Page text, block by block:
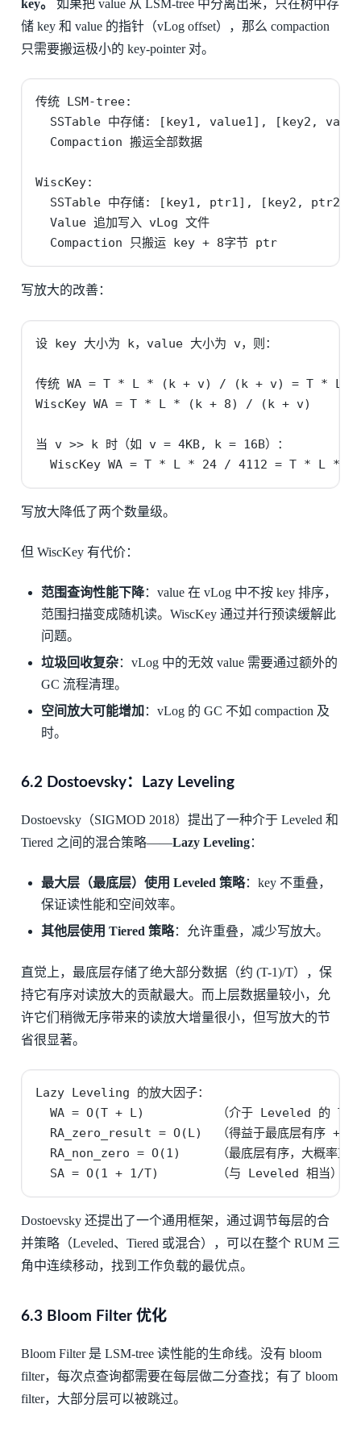
key。
如果把 value 从 LSM-tree 中分离出来，只在树中存
储 key 和 value 的指针（vLog offset），那么 compaction
只需要搬运极小的 key-pointer 对。
传统 LSM-tree:
SSTable 中存储: [key1, value1], [key2,
  Compaction 搬运全部数据
WiscKey:
SSTable 中存储: [key1, ptr1], [key2, ptr2],
  Value 追加写入 vLog 文件
  Compaction 只搬运 key + 8字节 ptr
写放大的改善：
设 key 大小为 k，value 大小为 v，则：
传统 WA = T * L * (k + v) / (k + v) = T * L
WiscKey WA = T * L * (k + 8) / (k + v)
当 v >> k 时（如 v = 4KB, k = 16B）：
WiscKey WA = T * L * 24 / 4112 = T * L *
写放大降低了两个数量级。
但 WiscKey 有代价：
范围查询性能下降：value 在 vLog 中不按 key 排序，
范围扫描变成随机读。WiscKey 通过并行预读缓解此
问题。
垃圾回收复杂：vLog 中的无效 value 需要通过额外的
GC 流程清理。
空间放大可能增加 ：vLog 的 GC 不如 compaction 及
时。
6.2 Dostoevsky：Lazy Leveling
Dostoevsky（SIGMOD 2018）提出了一种介于 Leveled 和
Tiered 之间的混合策略——Lazy Leveling：
最大层（最底层）使用 Leveled 策略：key 不重叠，
保证读性能和空间效率。
其他层使用 Tiered 策略：允许重叠，减少写放大。
直觉上，最底层存储了绝大部分数据（约 (T-1)/T），保
持它有序对读放大的贡献最大。而上层数据量较小，允
许它们稍微无序带来的读放大增量很小，但写放大的节
省很显著。
Lazy Leveling 的放大因子：
WA = O(T + L)          （介于 Leveled 的 T*L
RA_zero_result = O(L)  （得益于最底层有序 +
RA_non_zero = O(1)     （最底层有序，大概率直
  SA = O(1 + 1/T)        （与 Leveled 相当）
Dostoevsky 还提出了一个通用框架，通过调节每层的合
并策略（Leveled、Tiered 或混合），可以在整个 RUM 三
角中连续移动，找到工作负载的最优点。
6.3 Bloom Filter 优化
Bloom Filter 是 LSM-tree 读性能的生命线。没有 bloom
filter，每次点查询都需要在每层做二分查找；有了 bloom
filter，大部分层可以被跳过。